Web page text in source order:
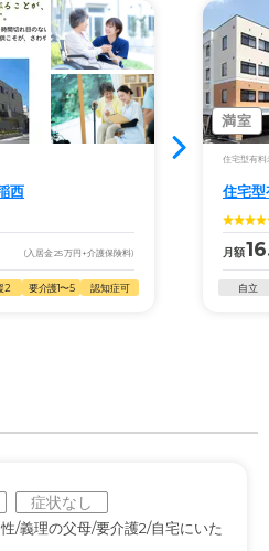
西
(入居金25万円 +介護保険料)
2 要介護1〜5 認知症可
満室
住宅型有料
住宅
月額
自立
症状なし
/義理の父母/要介護2/自宅にいた